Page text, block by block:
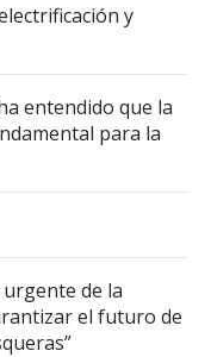
y
entendido que la
para la
de la
el futuro de